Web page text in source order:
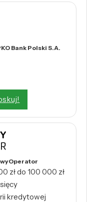
Bank Polski S.A.
zł do 100 000 zł
kredytowej